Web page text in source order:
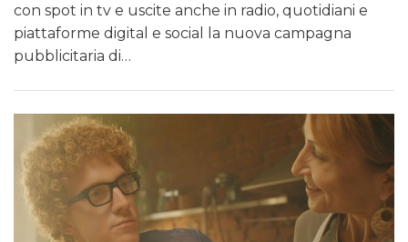
con spot in tv e uscite anche in radio, quotidiani e
piattaforme digital e social la nuova campagna
pubblicitaria di…